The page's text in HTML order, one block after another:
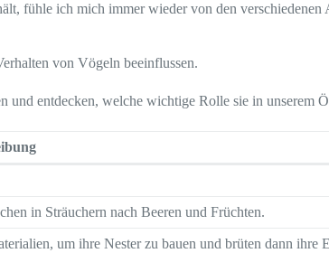
fühle ich mich immer wieder von den verschiedenen
von Vögeln beeinflussen.
entdecken, welche wichtige Rolle sie in unserem
in Sträuchern nach Beeren und Früchten.
um ihre Nester zu bauen und brüten dann ihre